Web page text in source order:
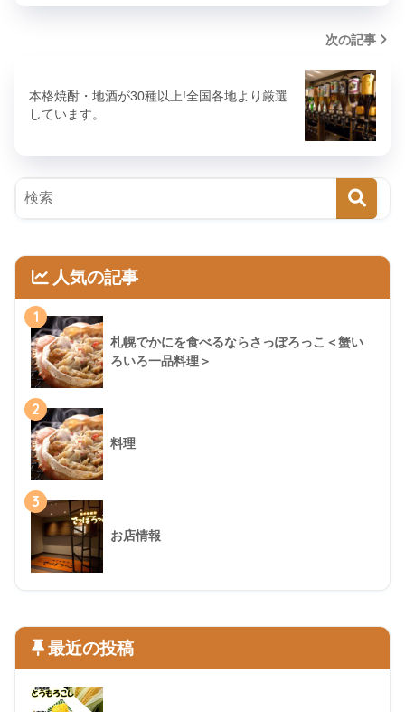
次の記事
本格焼酎・地酒が30種以上!全国各地より厳選
しています。
人気の記事
1
札幌でかにを食べるならさっぽろっこ＜蟹い
ろいろ一品料理＞
2
料理
3
お店情報
最近の投稿